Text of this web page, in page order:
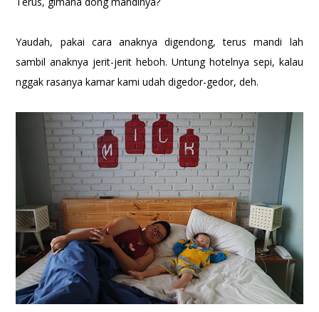
Yaudah, pakai cara anaknya digendong, terus mandi lah
sambil anaknya jerit-jerit heboh. Untung hotelnya sepi, kalau
nggak rasanya kamar kami udah digedor-gedor, deh.